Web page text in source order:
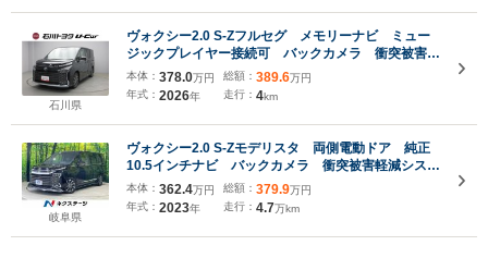
石川県
ヴォクシー2.0 S-Zフルセグ メモリーナビ ミュー
ジックプレイヤー接続可 バックカメラ 衝突被害軽
減システム ETC 両側電動スライド LEDヘッドラ
ンプ 乗車定員7人
本体： 378.0万円
年式： 2026年
総額： 389.6万円
走行： 4km
岐阜県
ヴォクシー2.0 S-Zモデリスタ 両側電動ドア 純正
10.5インチナビ バックカメラ 衝突被害軽減システ
ム レーダークルーズ 禁煙車 シートヒーター コ
ーナーセンサー スマートキー LEDヘッド
ETC2.0
本体： 362.4万円
年式： 2023年
総額： 379.9万円
走行： 4.7万km